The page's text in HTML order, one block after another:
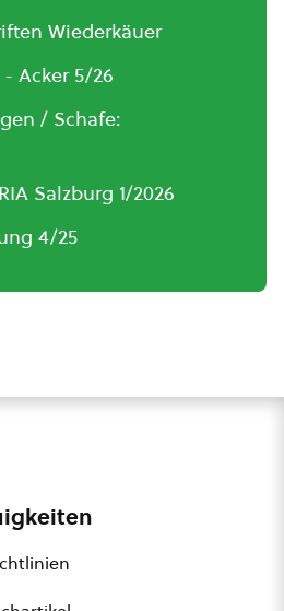
Wiederkäuer
Acker 5/26
/ Schafe:
Salzburg 1/2026
4/25